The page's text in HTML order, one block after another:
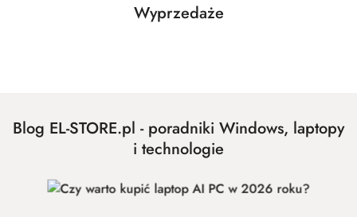
Pomiń karuzelę produktów
Produkty
Wyprzedaże
Blog EL-STORE.pl - poradniki Windows, laptopy
i technologie